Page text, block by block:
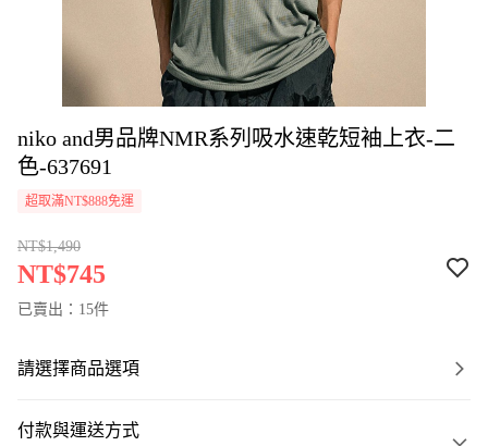
niko and男品牌NMR系列吸水速乾短袖上衣-二
色-637691
超取滿NT$888免運
NT$1,490
NT$745
已賣出：15件
請選擇商品選項
付款與運送方式